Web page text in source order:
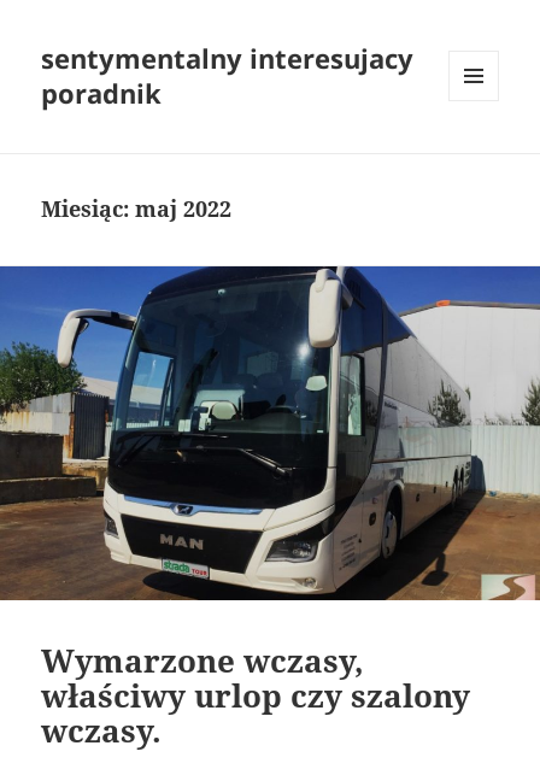
sentymentalny interesujacy
poradnik
Miesiąc:maj 2022
Wymarzone wczasy,
właściwy urlop czy szalony
wczasy.